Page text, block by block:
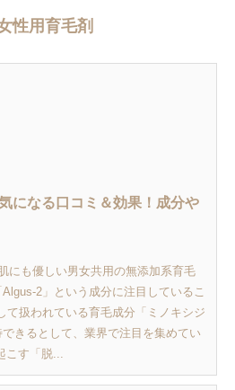
性用育毛剤
になる口コミ＆効果！成分や
にも優しい男女共用の無添加系育毛
2」という成分に注目しているこ
て扱われている育毛成分「ミノキシジ
きるとして、業界で注目を集めてい
す「脱...